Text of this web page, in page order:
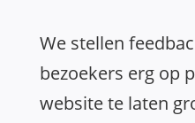
We stellen
bezoekers erg op
website te laten